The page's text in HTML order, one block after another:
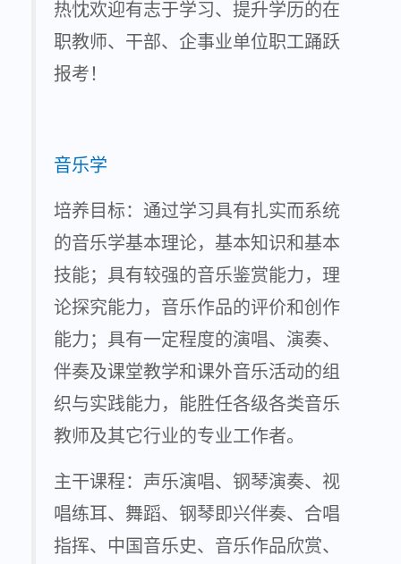
热忱欢迎有志于学习、提升学历的在
职教师、干部、企事业单位职工踊跃
报考！
音乐学
培养目标：通过学习具有扎实而系统
的音乐学基本理论，基本知识和基本
技能；具有较强的音乐鉴赏能力，理
论探究能力，音乐作品的评价和创作
能力；具有一定程度的演唱、演奏、
伴奏及课堂教学和课外音乐活动的组
织与实践能力，能胜任各级各类音乐
教师及其它行业的专业工作者。
主干课程：声乐演唱、钢琴演奏、视
唱练耳、舞蹈、钢琴即兴伴奏、合唱
指挥、中国音乐史、音乐作品欣赏、